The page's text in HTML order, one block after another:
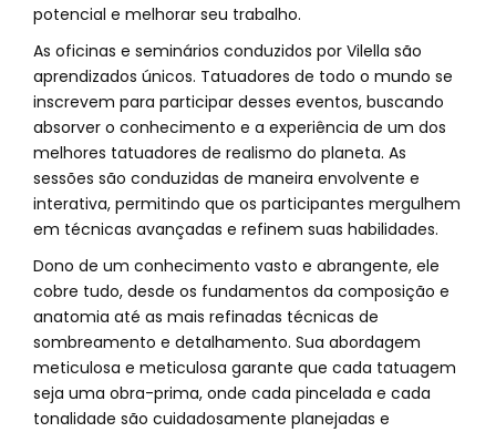
potencial e melhorar seu trabalho.
As oficinas e seminários conduzidos por Vilella são
aprendizados únicos. Tatuadores de todo o mundo se
inscrevem para participar desses eventos, buscando
absorver o conhecimento e a experiência de um dos
melhores tatuadores de realismo do planeta. As
sessões são conduzidas de maneira envolvente e
interativa, permitindo que os participantes mergulhem
em técnicas avançadas e refinem suas habilidades.
Dono de um conhecimento vasto e abrangente, ele
cobre tudo, desde os fundamentos da composição e
anatomia até as mais refinadas técnicas de
sombreamento e detalhamento. Sua abordagem
meticulosa e meticulosa garante que cada tatuagem
seja uma obra-prima, onde cada pincelada e cada
tonalidade são cuidadosamente planejadas e